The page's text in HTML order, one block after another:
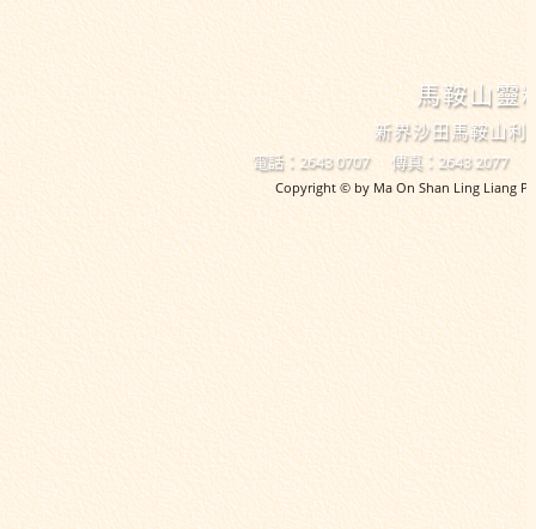
馬鞍山靈
新界沙田馬鞍山
電話：2643 0707 傳真：2643 2077
Copyright © by Ma On Shan Ling Liang